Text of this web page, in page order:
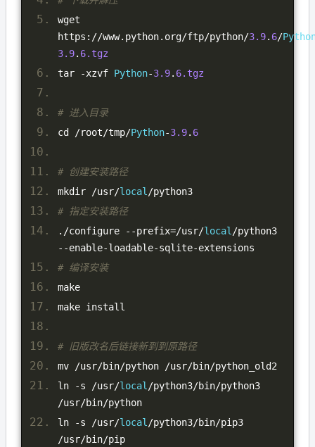
wget
https ://www. python. org/ftp/python/3.9. 6/
3.9. 6.tgz
tar
-xzvf Python-3.9. 6.tgz
# 进入目录
cd
/root/tmp/Python-3.9. 6
# 创建安装路径
mkdir
/usr/local /python3
# 指定安装路径
./configure --prefix=/usr/local /
python3
--enable-loadable-sqlite-extensions
# 编译安装
make
make install
# 旧版改名后链接新到到原路径
mv
/usr/bin/python /usr/bin/python_old2
ln
-s /usr/local /python3/bin/
python3
/usr/bin/python
ln
-s /usr/local /python3/bin/
pip3
/usr/bin/pip